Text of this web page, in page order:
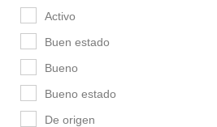
Activo
Buen estado
Bueno
Bueno estado
De origen